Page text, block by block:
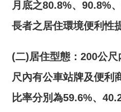
月底之80.8%、 90.8%、
長者之居住環境便利性
(二)居住型態： 200公尺
尺內有公車站牌及便利
比率分別為59.6%、